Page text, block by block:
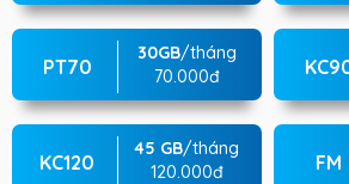
PT70
30GB/tháng
70.000đ
KC120
45 GB/tháng
120.000đ
FM